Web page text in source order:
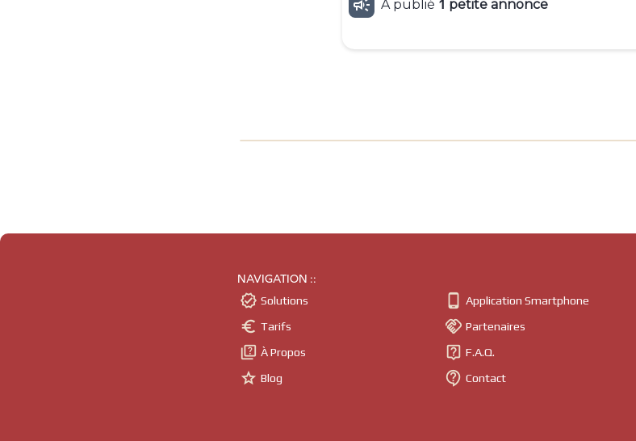
 A publié 1 petite annonce
NAVIGATION ::
 Solutions
 Tarifs
 À Propos
 Blog
 Application Smartphone
 Partenaires
 F.A.Q.
 Contact